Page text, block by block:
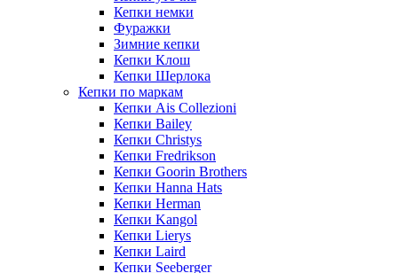
Кепки немки
Фуражки
Зимние кепки
Кепки Клош
Кепки Шерлока
Кепки по маркам
Кепки Ais Collezioni
Кепки Bailey
Кепки Christys
Кепки Fredrikson
Кепки Goorin Brothers
Кепки Hanna Hats
Кепки Herman
Кепки Kangol
Кепки Lierys
Кепки Laird
Кепки Seeberger